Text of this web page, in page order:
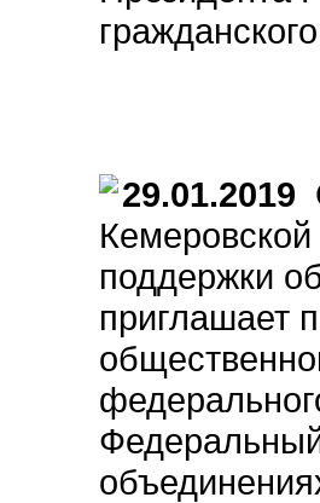
29.01.2019
поддержки
приглашает